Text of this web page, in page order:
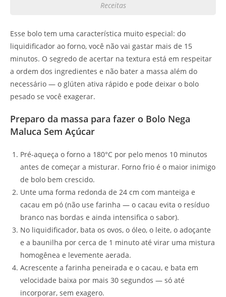
Receitas
Esse bolo tem uma característica muito especial: do
liquidificador ao forno, você não vai gastar mais de 15
minutos. O segredo de acertar na textura está em respeitar
a ordem dos ingredientes e não bater a massa além do
necessário — o glúten ativa rápido e pode deixar o bolo
pesado se você exagerar.
Preparo da massa para fazer o Bolo Nega
Maluca Sem Açúcar
Pré-aqueça o forno a 180°C por pelo menos 10 minutos
antes de começar a misturar. Forno frio é o maior inimigo
de bolo bem crescido.
Unte uma forma redonda de 24 cm com manteiga e
cacau em pó (não use farinha — o cacau evita o resíduo
branco nas bordas e ainda intensifica o sabor).
No liquidificador, bata os ovos, o óleo, o leite, o adoçante
e a baunilha por cerca de 1 minuto até virar uma mistura
homogênea e levemente aerada.
Acrescente a farinha peneirada e o cacau, e bata em
velocidade baixa por mais 30 segundos — só até
incorporar, sem exagero.